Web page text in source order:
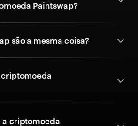
Paintswap?
são a mesma coisa?
a criptomoeda